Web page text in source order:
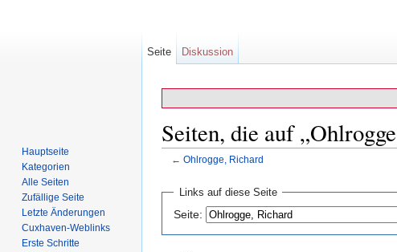
Seiten, die auf
← Ohlrogge, Richard
Links auf diese Seite
Seite:
Seite Diskussion
Hauptseite
Kategorien
Alle Seiten
Zufällige Seite
Letzte Änderungen
Cuxhaven-Weblinks
Erste Schritte